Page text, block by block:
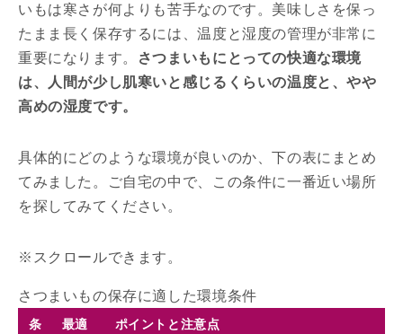
いもは寒さが何よりも苦手なのです。美味しさを保っ
たまま長く保存するには、温度と湿度の管理が非常に
重要になります。
さつまいもにとっての快適な環境
は、人間が少し肌寒いと感じるくらいの温度と、やや
高めの湿度です。
具体的にどのような環境が良いのか、下の表にまとめ
てみました。ご自宅の中で、この条件に一番近い場所
を探してみてください。
さつまいもの保存に適した環境条件
条
最適
ポイントと注意点